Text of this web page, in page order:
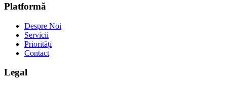
Platformă
Despre Noi
Servicii
Priorități
Contact
Legal